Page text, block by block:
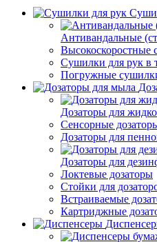
Антивандальные
Высокоскоростные
Сушилки для рук в
Погружные
Дозаторы для
Сенсорные
Дозаторы для
Дозаторы для
Локтевые дозаторы
Стойки для
Встраиваемые
Картриджные